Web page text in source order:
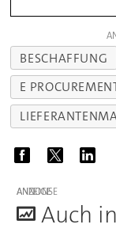
BESCHAFFUNG
E
ANZEIGE
Auch